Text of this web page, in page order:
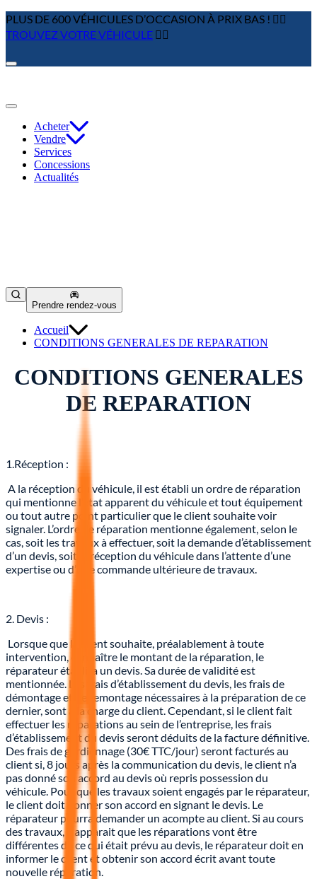
PLUS DE 600 VÉHICULES D’OCCASION À PRIX BAS ! 👉🏼
TROUVEZ VOTRE VÉHICULE 👈🏻
Acheter
Vendre
Services
Concessions
Actualités
Prendre rendez-vous
Accueil
CONDITIONS GENERALES DE REPARATION
CONDITIONS GENERALES
DE REPARATION
1.Réception :
A la réception du véhicule, il est établi un ordre de réparation
qui mentionne l’état apparent du véhicule et tout équipement
ou tout autre point particulier que le client souhaite voir
signaler. L’ordre de réparation mentionne également, selon le
cas, soit les travaux à effectuer, soit la demande d’établissement
d’un devis, soit la réception du véhicule dans l’attente d’une
expertise ou d’une commande ultérieure de travaux.
2. Devis :
Lorsque que le client souhaite, préalablement à toute
intervention, connaître le montant de la réparation, le
réparateur établira un devis. Sa durée de validité est
mentionnée. Les frais d’établissement du devis, les frais de
démontage et de remontage nécessaires à la préparation de ce
dernier, sont à la charge du client. Cependant, si le client fait
effectuer les réparations au sein de l’entreprise, les frais
d’établissement du devis seront déduits de la facture définitive.
Des frais de gardiennage (30€ TTC/jour) seront facturés au
client si, 8 jours après la communication du devis, le client n’a
pas donné son accord au devis où repris possession du
véhicule. Pour que les travaux soient engagés par le réparateur,
le client doit donner son accord en signant le devis. Le
réparateur pourra demander un acompte au client. Si au cours
des travaux, il apparait que les réparations vont être
différentes de ce qui était prévu au devis, le réparateur doit en
informer le client et obtenir son accord écrit avant toute
nouvelle réparation.